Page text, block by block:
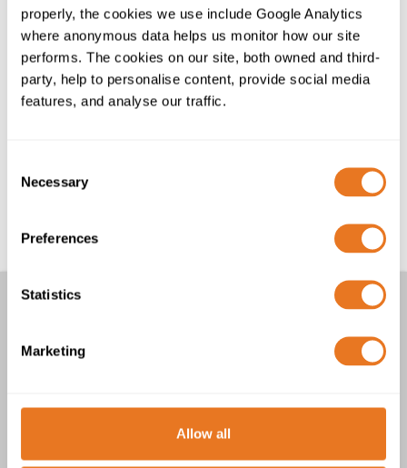
properly, the cookies we use include Google Analytics
where anonymous data helps us monitor how our site
performs. The cookies on our site, both owned and third-
party, help to personalise content, provide social media
features, and analyse our traffic.
Selection
Necessary
Preferences
Statistics
Marketing
Allow all
Unsere Rolle in der Branche bedeutet, dass wir bereits
einen Unterschied für unseren Planeten machen. Das
ist jedoch nicht alles... wir machen noch so viel mehr.
Ohne Kabel funktioniert nichts.
Kabel verbinden uns mit der Zukunft.
Andere Artikel
Die Experten in Sachen Mittelspannungskabel
Das Cable Lab